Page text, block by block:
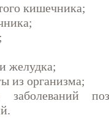
кишечника;
желудка;
из организма;
заболеваний